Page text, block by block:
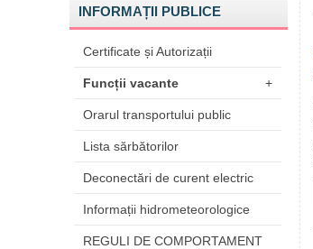
INFORMAȚII PUBLICE
Certificate și Autorizații
Funcții vacante +
Orarul transportului public
Lista sărbătorilor
Deconectări de curent electric
Informații hidrometeorologice
REGULI DE COMPORTAMENT